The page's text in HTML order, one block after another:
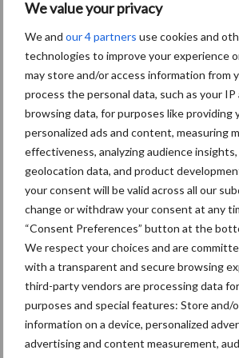
We value your privacy
We and our 4 partners use cookies and
technologies to improve your experience
may store and/or access information from
process the personal data, such as your IP
browsing data, for purposes like providing
personalized ads and content, measuring
effectiveness, analyzing audience
geolocation data, and product
your consent will be valid across all our
change or withdraw your consent at any
“Consent Preferences” button at the
We respect your choices and are
with a transparent and secure browsing
third-party vendors are processing data
purposes and special features: Store and/
information on a device, personalized
advertising and content measurement,
Primaire
Recent nieuws
Diergezondheid Bemesting
Derogatie
Toon meer